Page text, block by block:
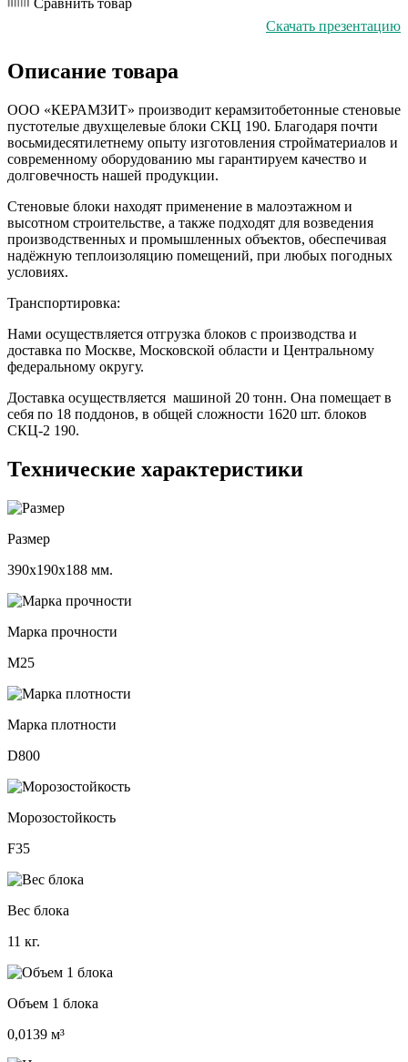
Сравнить товар
Скачать презентацию
Описание товара
ООО «КЕРАМЗИТ» производит керамзитобетонные стеновые
пустотелые двухщелевые блоки СКЦ 190. Благодаря почти
восьмидесятилетнему опыту изготовления стройматериалов и
современному оборудованию мы гарантируем качество и
долговечность нашей продукции.
Стеновые блоки находят применение в малоэтажном и
высотном строительстве, а также подходят для возведения
производственных и промышленных объектов, обеспечивая
надёжную теплоизоляцию помещений, при любых погодных
условиях.
Транспортировка:
Нами осуществляется отгрузка блоков с производства и
доставка по Москве, Московской области и Центральному
федеральному округу.
Доставка осуществляется машиной 20 тонн. Она помещает в
себя по 18 поддонов, в общей сложности 1620 шт. блоков
СКЦ-2 190.
Технические характеристики
Размер
390х190х188 мм.
Марка прочности
М25
Марка плотности
D800
Морозостойкость
F35
Вес блока
11 кг.
Объем 1 блока
0,0139 м³